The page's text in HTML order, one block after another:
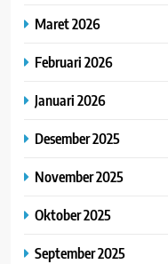
Maret 2026
Februari 2026
Januari 2026
Desember 2025
November 2025
Oktober 2025
September 2025